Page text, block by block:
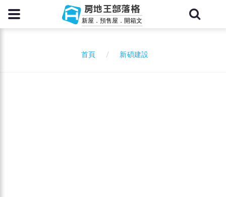
房地王部落格
新屋．預售屋．開箱文
首頁 新碩建設